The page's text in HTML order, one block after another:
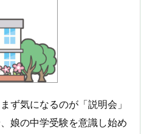
ず気になるのが「説明会」
娘の中学受験を意識し始め